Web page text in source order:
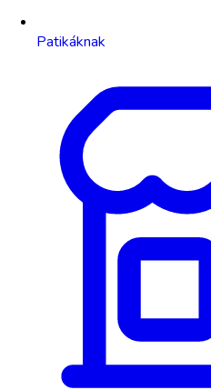
Patikáknak